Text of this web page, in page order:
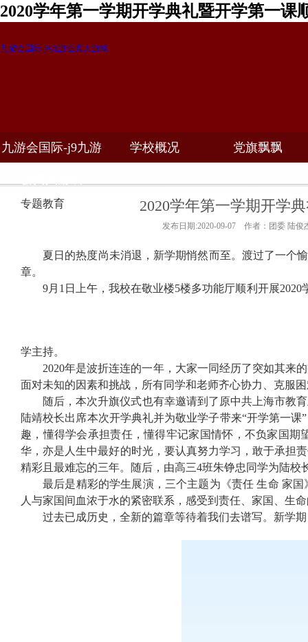
2020学年第一学期开学典礼暨开学第一课
九游会国际-j9九游会真人游戏
九游会国际-j9九游 学校概况 党旗飘飘
专题教育 2020学年第一学期开学
发布日期:2020-09-07 作者：团委 陆俊
夏日的热度尚未消退，新学期悄然而至。渡过了一个
章。
9月 1 日上午，我校在敬业楼5楼多功能厅顺利开展2020
学主持。
2020年是波折连连的一年，大家一同经历了突如其来
面对未知的因素和挑战，所有同学和老师齐心协力、克服
随后，本次升旗仪式也有幸邀请到了原中共上海市教
陆靖校长出席本次开学典礼并为敬业学子带来“开学第一
趣，懂得学会承担责任，懂得牢记家国情怀，不负家国
华，亦是人生中最好的时光，要认真努力学习，敢于承担
精彩且最难忘的三年。随后，由高三4班朱铮忠同学为陆校
最后是精彩的学生展演，三个主题为《责任 生命 家
人与家国间血浓于水的紧密联系，感受到责任、家国、生
过去已成历史，全新的篇章等待着我们去谱写。新学